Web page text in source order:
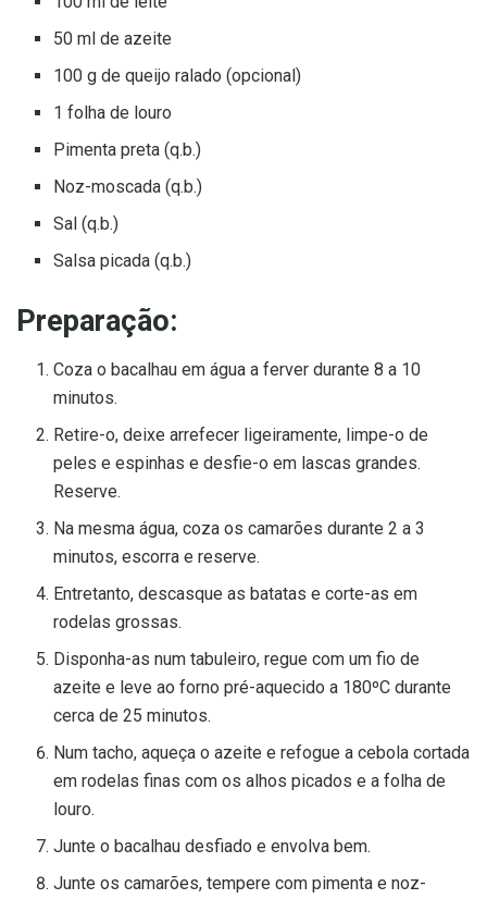
50 ml de azeite
100 g de queijo ralado (opcional)
1 folha de louro
Pimenta preta (q.b.)
Noz-moscada (q.b.)
Sal (q.b.)
Salsa picada (q.b.)
Preparação:
Coza o bacalhau em água a ferver durante 8 a 10
minutos.
Retire-o, deixe arrefecer ligeiramente, limpe-o de
peles e espinhas e desfie-o em lascas grandes.
Reserve.
Na mesma água, coza os camarões durante 2 a 3
minutos, escorra e reserve.
Entretanto, descasque as batatas e corte-as em
rodelas grossas.
Disponha-as num tabuleiro, regue com um fio de
azeite e leve ao forno pré-aquecido a 180ºC durante
cerca de 25 minutos.
Num tacho, aqueça o azeite e refogue a cebola cortada
em rodelas finas com os alhos picados e a folha de
louro.
Junte o bacalhau desfiado e envolva bem.
Junte os camarões, tempere com pimenta e noz-